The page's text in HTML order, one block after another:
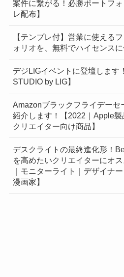
案件に繋がる！必勝ポートフ
レ配布】
【テンプレ付】営業に使える
ォリオを、無料でハイセンス
デジLIGイベントに登壇します
STUDIO by LIG】
Amazonブラックフライデーセ
紹介します！【2022｜Apple製
クリエイター向け商品】
デスクライトの最終進化形！
を高めたいクリエイターにオ
｜モニターライト｜デザイナ
漫画家】